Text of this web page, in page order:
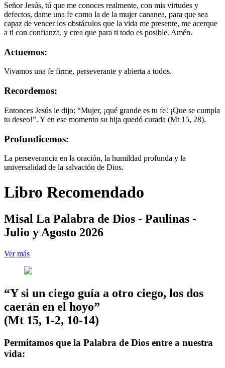
Señor Jesús, tú que me conoces realmente, con mis virtudes y
defectos, dame una fe como la de la mujer cananea, para que sea
capaz de vencer los obstáculos que la vida me presente, me acerque
a ti con confianza, y crea que para ti todo es posible. Amén.
Actuemos:
Vivamos una fe firme, perseverante y abierta a todos.
Recordemos:
Entonces Jesús le dijo: “Mujer, ¡qué grande es tu fe! ¡Que se cumpla
tu deseo!”. Y en ese momento su hija quedó curada (Mt 15, 28).
Profundicemos:
La perseverancia en la oración, la humildad profunda y la
universalidad de la salvación de Dios.
Libro Recomendado
Misal La Palabra de Dios - Paulinas -
Julio y Agosto 2026
Ver más
“Y si un ciego guía a otro ciego, los dos
caerán en el hoyo”
(Mt 15, 1-2, 10-14)
Permitamos que la Palabra de Dios entre a nuestra
vida: